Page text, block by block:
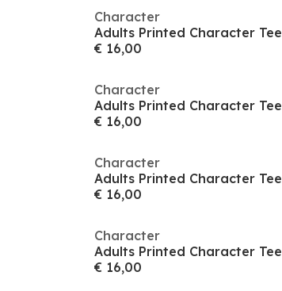
Character
Adults Printed Character Tee
€ 16,00
Character
Adults Printed Character Tee
€ 16,00
Character
Adults Printed Character Tee
€ 16,00
Character
Adults Printed Character Tee
€ 16,00